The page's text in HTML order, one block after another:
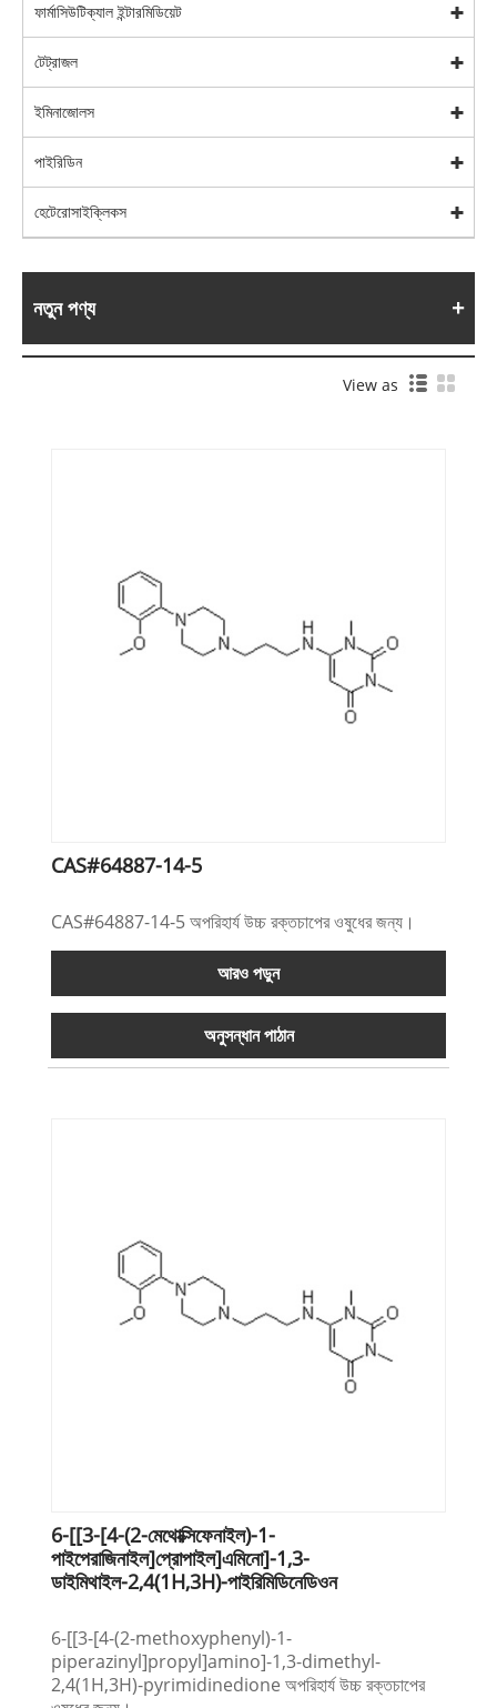
ফার্মাসিউটিক্যাল ইন্টারমিডিয়েট
টেট্রাজল
ইমিনাজোলস
পাইরিডিন
হেটেরোসাইক্লিকস
নতুন পণ্য
View as
CAS#64887-14-5
CAS#64887-14-5 অপরিহার্য উচ্চ রক্তচাপের ওষুধের জন্য।
আরও পড়ুন
অনুসন্ধান পাঠান
6-[[3-[4-(2-মেথোক্সিফেনাইল)-1-
পাইপেরাজিনাইল]প্রোপাইল]এমিনো]-1,3-
ডাইমিথাইল-2,4(1H,3H)-পাইরিমিডিনেডিওন
6-[[3-[4-(2-methoxyphenyl)-1-
piperazinyl]propyl]amino]-1,3-dimethyl-
2,4(1H,3H)-pyrimidinedione অপরিহার্য উচ্চ রক্তচাপের